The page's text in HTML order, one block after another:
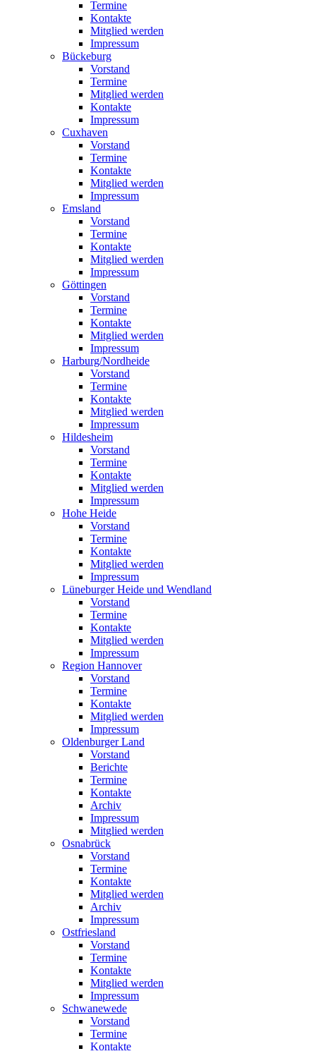
Termine
Kontakte
Mitglied werden
Impressum
Bückeburg
Vorstand
Termine
Mitglied werden
Kontakte
Impressum
Cuxhaven
Vorstand
Termine
Kontakte
Mitglied werden
Impressum
Emsland
Vorstand
Termine
Kontakte
Mitglied werden
Impressum
Göttingen
Vorstand
Termine
Kontakte
Mitglied werden
Impressum
Harburg/Nordheide
Vorstand
Termine
Kontakte
Mitglied werden
Impressum
Hildesheim
Vorstand
Termine
Kontakte
Mitglied werden
Impressum
Hohe Heide
Vorstand
Termine
Kontakte
Mitglied werden
Impressum
Lüneburger Heide und Wendland
Vorstand
Termine
Kontakte
Mitglied werden
Impressum
Region Hannover
Vorstand
Termine
Kontakte
Mitglied werden
Impressum
Oldenburger Land
Vorstand
Berichte
Termine
Kontakte
Archiv
Impressum
Mitglied werden
Osnabrück
Vorstand
Termine
Kontakte
Mitglied werden
Archiv
Impressum
Ostfriesland
Vorstand
Termine
Kontakte
Mitglied werden
Impressum
Schwanewede
Vorstand
Termine
Kontakte